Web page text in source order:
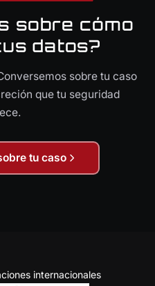
sobre cómo
datos?
sobre tu caso
que tu seguridad
tu caso
internacionales